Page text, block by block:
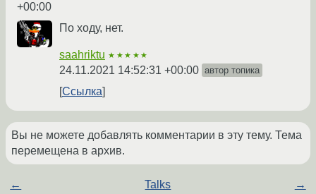
+00:00
По ходу, нет.
saahriktu ★★★★★
24.11.2021 14:52:31 +00:00 автор топика
Ссылка
Вы не можете добавлять комментарии в эту тему. Тема
перемещена в архив.
← Talks →